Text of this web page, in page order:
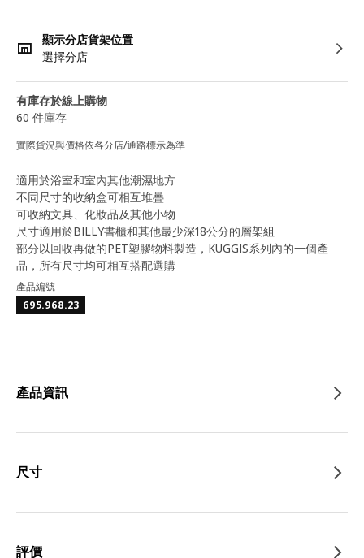
顯示分店貨架位置
選擇分店
有庫存於線上購物
60 件庫存
實際貨況與價格依各分店/通路標示為準
適用於浴室和室內其他潮濕地方
不同尺寸的收納盒可相互堆疊
可收納文具、化妝品及其他小物
尺寸適用於BILLY書櫃和其他最少深18公分的層架組
部分以回收再做的PET塑膠物料製造，KUGGIS系列內的一個產
品，所有尺寸均可相互搭配選購
產品編號
695.968.23
產品資訊
尺寸
評價